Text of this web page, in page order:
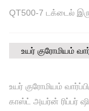
QT500-7 டக்டைல்
உயர் குரோமியம்
உயர் குரோமியம்
காஸ்ட் அயர்ன் ரிப்பர்